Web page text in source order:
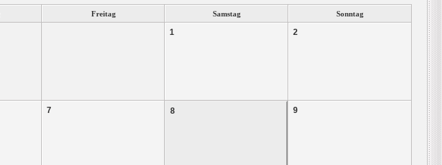
Freitag Samstag Sonntag
1 2
7 8 9